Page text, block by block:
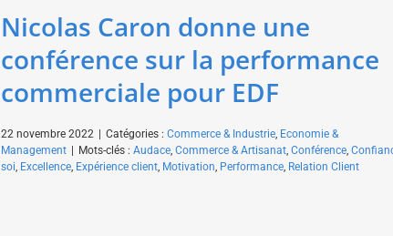
Nicolas Caron donne une
conférence sur la performance
commerciale pour EDF
22 novembre 2022 Catégories : Commerce & Industrie, Economie &
Management
Mots-clés : Audace, Commerce & Artisanat, Conférence,
soi, Excellence, Expérience client, Motivation, Performance, Relation Client